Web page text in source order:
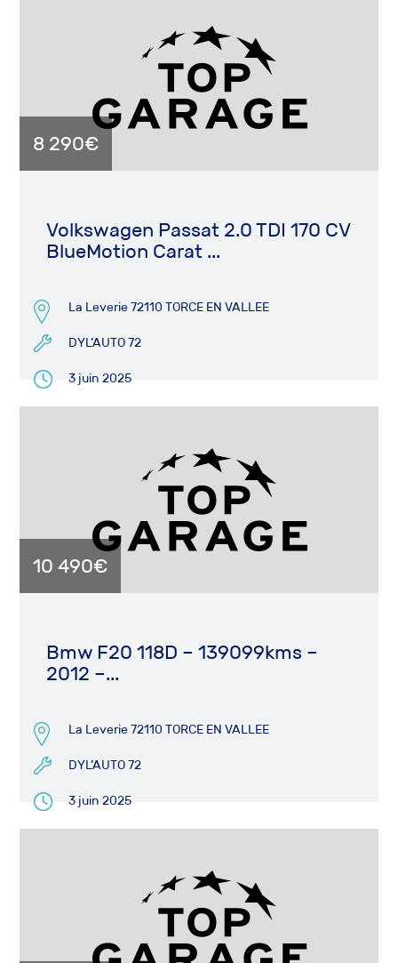
8 290€
Volkswagen Passat 2.0 TDI 170 CV
BlueMotion Carat ...
La Leverie 72110 TORCE EN VALLEE
DYL’AUTO 72
3 juin 2025
10 490€
Bmw F20 118D – 139099kms –
2012 –...
La Leverie 72110 TORCE EN VALLEE
DYL’AUTO 72
3 juin 2025